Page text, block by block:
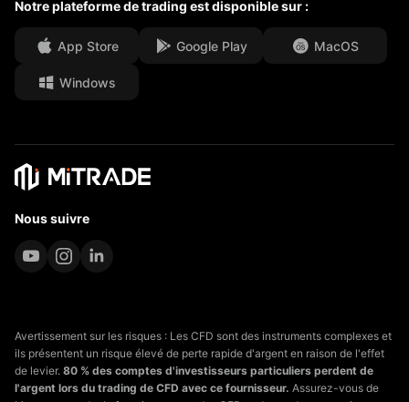
Centre média
Opportunités de carrière
Documents juridiques
FAQ
Notre plateforme de trading est disponible sur :
App Store Google Play MacOS
Windows
Nous suivre
Avertissement sur les risques : Les CFD sont des instruments complexes et
ils présentent un risque élevé de perte rapide d'argent en raison de l'effet
de levier. 80 % des comptes d'investisseurs particuliers perdent de
l'argent lors du trading de CFD avec ce fournisseur. Assurez-vous de